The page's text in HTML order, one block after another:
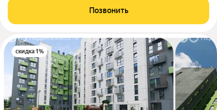
Позвонить
скидка 1%